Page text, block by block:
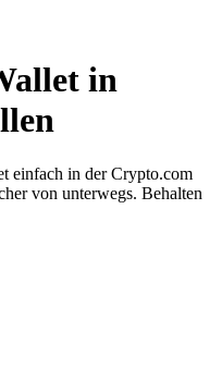
in
einfach in der Crypto.com
von unterwegs. Behalten